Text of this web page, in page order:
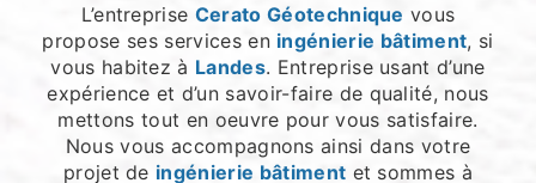
L’entreprise Cerato Géotechnique vous
propose ses services en ingénierie bâtiment, si
vous habitez à Landes. Entreprise usant d’une
expérience et d’un savoir-faire de qualité, nous
mettons tout en oeuvre pour vous satisfaire.
Nous vous accompagnons ainsi dans votre
projet de ingénierie bâtiment et sommes à